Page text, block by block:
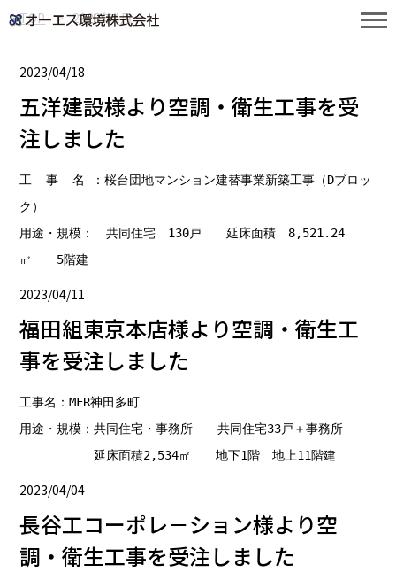
TOP 2023年4月
2023/04/18
五洋建設様より空調・衛生工事を受
注しました
工  事  名 ：桜台団地マンション建替事業新築工事（Dブロッ
ク）
用途・規模：　共同住宅　130戸　　延床面積　8,521.24
㎡　　5階建
2023/04/11
福田組東京本店様より空調・衛生工
事を受注しました
工事名：MFR神田多町
用途・規模：共同住宅・事務所　　共同住宅33戸＋事務所
2023/04/04
長谷工コーポレ－ション様より空
調・衛生工事を受注しました